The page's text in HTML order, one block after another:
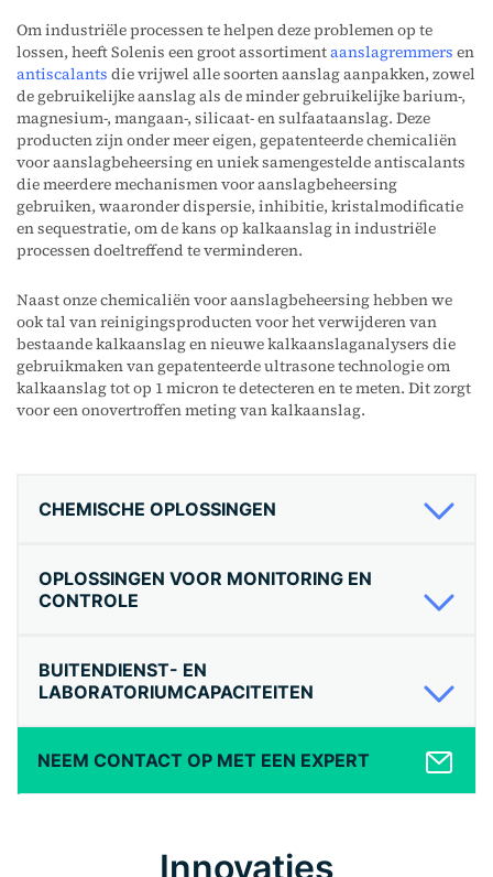
Om industriële processen te helpen deze problemen op te
lossen, heeft Solenis een groot assortimentaanslagremmers en
antiscalants die vrijwel alle soorten aanslag aanpakken, zowel
de gebruikelijke aanslag als de minder gebruikelijke barium-,
magnesium-, mangaan-, silicaat- en sulfaataanslag. Deze
producten zijn onder meer eigen, gepatenteerde chemicaliën
voor aanslagbeheersing en uniek samengestelde antiscalants
die meerdere mechanismen voor aanslagbeheersing
gebruiken, waaronder dispersie, inhibitie, kristalmodificatie
en sequestratie, om de kans op kalkaanslag in industriële
processen doeltreffend te verminderen.
Naast onze chemicaliën voor aanslagbeheersing hebben we
ook tal van reinigingsproducten voor het verwijderen van
bestaande kalkaanslag en nieuwe kalkaanslaganalysers die
gebruikmaken van gepatenteerde ultrasone technologie om
kalkaanslag tot op 1 micron te detecteren en te meten. Dit zorgt
voor een onovertroffen meting van kalkaanslag.
CHEMISCHE OPLOSSINGEN
OPLOSSINGEN VOOR MONITORING EN
CONTROLE
BUITENDIENST- EN
LABORATORIUMCAPACITEITEN
NEEM CONTACT OP MET EEN EXPERT
Innovaties